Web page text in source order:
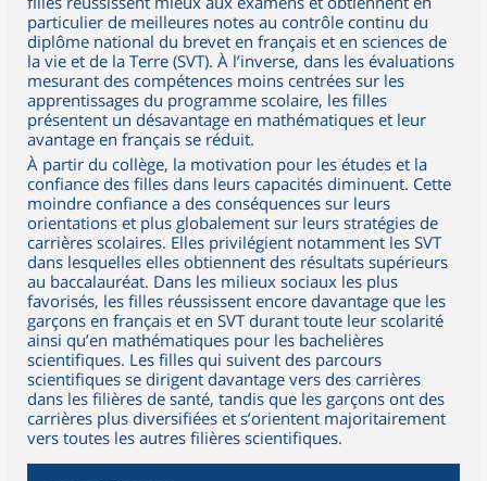
particulier de meilleures notes au contrôle continu du
diplôme national du brevet en français et en sciences de
la vie et de la Terre (SVT). À l’inverse, dans les évaluations
mesurant des compétences moins centrées sur les
apprentissages du programme scolaire, les filles
présentent un désavantage en mathématiques et leur
avantage en français se réduit.
À partir du collège, la motivation pour les études et la
confiance des filles dans leurs capacités diminuent. Cette
moindre confiance a des conséquences sur leurs
orientations et plus globalement sur leurs stratégies de
carrières scolaires. Elles privilégient notamment les SVT
dans lesquelles elles obtiennent des résultats supérieurs
au baccalauréat. Dans les milieux sociaux les plus
favorisés, les filles réussissent encore davantage que les
garçons en français et en SVT durant toute leur scolarité
ainsi qu’en mathématiques pour les bachelières
scientifiques. Les filles qui suivent des parcours
scientifiques se dirigent davantage vers des carrières
dans les filières de santé, tandis que les garçons ont des
carrières plus diversifiées et s’orientent majoritairement
vers toutes les autres filières scientifiques.